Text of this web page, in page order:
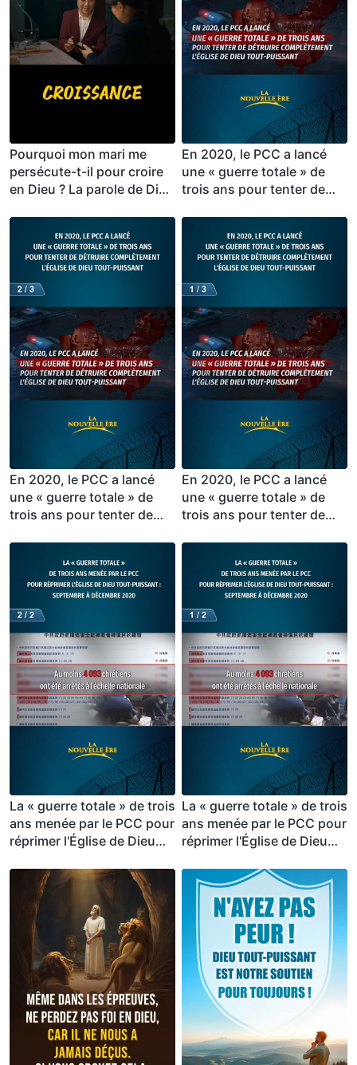
Pourquoi mon mari me
persécute-t-il pour croire
en Dieu ? La parole de Dieu
En 2020, le PCC a lancé
une « guerre totale » de
trois ans pour tenter de
Puissant (3/3)
En 2020, le PCC a lancé
une « guerre totale » de
trois ans pour tenter de
Puissant (2/3)
En 2020, le PCC a lancé
une « guerre totale » de
trois ans pour tenter de
Puissant (1/3)
La « guerre totale » de trois
ans menée par le PCC pour
réprimer l'Église de Dieu
à décembre 2020 (2/2)
La « guerre totale » de trois
ans menée par le PCC pour
réprimer l'Église de Dieu
à décembre 2020 (1/2)